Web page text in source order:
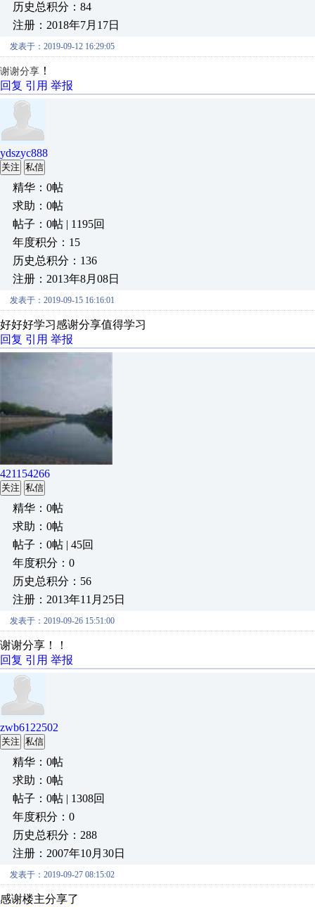
历史总积分：84
注册：2018年7月17日
发表于：2019-09-12 16:29:05
谢谢分享 ！
回复 引用 举报
ydszyc888
关注 私信
精华：0帖
求助：0帖
帖子：0帖 | 1195回
年度积分：15
历史总积分：136
注册：2013年8月08日
发表于：2019-09-15 16:16:01
好好好学习感谢分享值得学习
回复 引用 举报
421154266
关注 私信
精华：0帖
求助：0帖
帖子：0帖 | 45回
年度积分：0
历史总积分：56
注册：2013年11月25日
发表于：2019-09-26 15:51:00
谢谢分享！！
回复 引用 举报
zwb6122502
关注 私信
精华：0帖
求助：0帖
帖子：0帖 | 1308回
年度积分：0
历史总积分：288
注册：2007年10月30日
发表于：2019-09-27 08:15:02
感谢楼主分享了